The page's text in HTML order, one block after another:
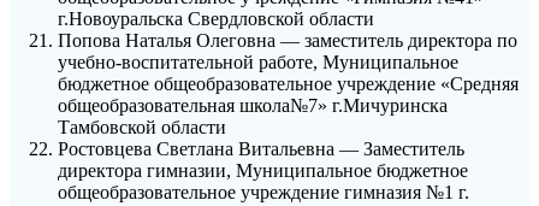
г.Новоуральска Свердловской области
Попова Наталья Олеговна — заместитель директора по
учебно-воспитательной работе, Муниципальное
бюджетное общеобразовательное учреждение «Средняя
общеобразовательная школа№7» г.Мичуринска
Тамбовской области
Ростовцева Светлана Витальевна — Заместитель
директора гимназии, Муниципальное бюджетное
общеобразовательное учреждение гимназия №1 г.